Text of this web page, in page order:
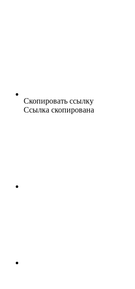
Скопировать ссылку
Ссылка скопирована